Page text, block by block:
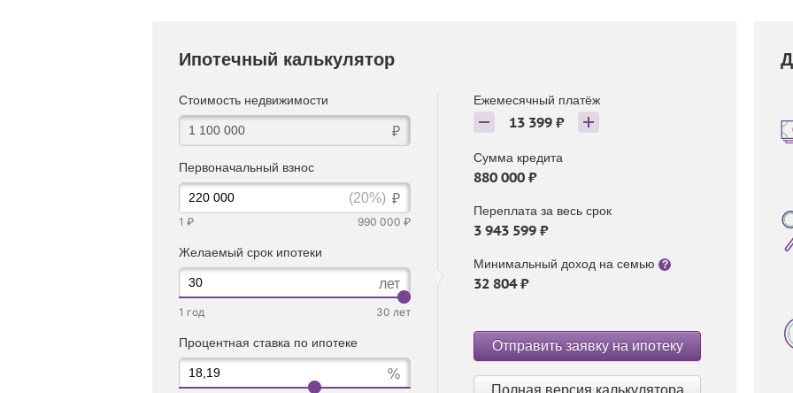
Ипотечный калькулятор
Стоимость недвижимости
₽
Первоначальный взнос
(20%)
1 ₽ 990 000 ₽
₽
Желаемый срок ипотеки
1 год 30 лет
лет
Процентная ставка по ипотеке
%
Ежемесячный платёж
13 399 ₽
Сумма кредита
880 000 ₽
Переплата за весь срок
3 943 599 ₽
Минимальный доход на семью ?
32 804 ₽
Отправить заявку на ипотеку
Полная версия калькулятора